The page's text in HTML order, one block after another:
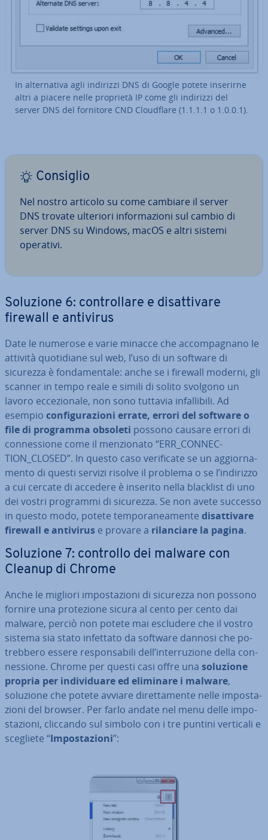
In al­ter­na­ti­va agli indirizzi DNS di Google potete inserirne
altri a piacere nelle proprietà IP come gli indirizzi del
server DNS del fornitore CND Clou­d­fla­re (1.1.1.1 o 1.0.0.1).
Consiglio
Nel nostro articolo su come cambiare il server
DNS trovate ulteriori in­for­ma­zio­ni sul cambio di
server DNS su Windows, macOS e altri sistemi
operativi.
Soluzione 6: con­trol­la­re e di­sat­ti­va­re
firewall e antivirus
Date le numerose e varie minacce che ac­com­pa­gna­no le
attività quo­ti­dia­ne sul web, l’uso di un software di
sicurezza è fon­da­men­ta­le: anche se i firewall moderni, gli
scanner in tempo reale e simili di solito svolgono un
lavoro ec­ce­zio­na­le, non sono tuttavia in­fal­li­bi­li. Ad
esempio con­fi­gu­ra­zio­ni errate, errori del software o
file di programma obsoleti possono causare errori di
con­nes­sio­ne come il men­zio­na­to “ERR_CON­NEC­
TION_CLOSED”. In questo caso ve­ri­fi­ca­te se un ag­gior­na­
men­to di questi servizi risolve il problema o se l’indirizzo
a cui cercate di accedere è inserito nella blacklist di uno
dei vostri programmi di sicurezza. Se non avete successo
in questo modo, potete tem­po­ra­nea­men­te di­sat­ti­va­re
firewall e antivirus e provare a ri­lan­cia­re la pagina.
Soluzione 7: controllo dei malware con
Cleanup di Chrome
Anche le migliori im­po­sta­zio­ni di sicurezza non possono
fornire una pro­te­zio­ne sicura al cento per cento dai
malware, perciò non potete mai escludere che il vostro
sistema sia stato infettato da software dannosi che po­
treb­be­ro essere re­spon­sa­bi­li dell’in­ter­ru­zio­ne della con­
nes­sio­ne. Chrome per questi casi offre una soluzione
propria per in­di­vi­dua­re ed eliminare i malware,
soluzione che potete avviare di­ret­ta­men­te nelle im­po­sta­
zio­ni del browser. Per farlo andate nel menu delle im­po­
sta­zio­ni, cliccando sul simbolo con i tre puntini verticali e
scegliete “Im­po­sta­zio­ni”: